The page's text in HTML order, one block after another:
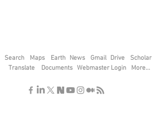
Search Maps Earth News Gmail Drive
Translate
Documents Webmaster Login
Scholar
More...